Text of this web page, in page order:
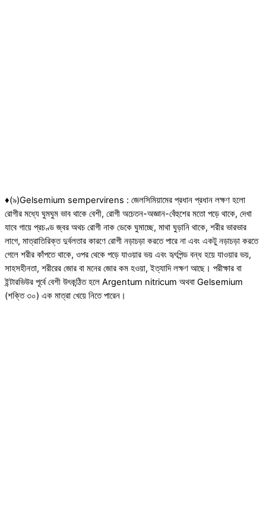
♦(৯)Gelsemium sempervirens : জেলসিমিয়ামের প্রধান প্রধান লক্ষণ হলো
রোগীর মধ্যে ঘুমঘুম ভাব থাকে বেশী, রোগী অচেতন-অজ্ঞান-বে‍ঁহুশের মতো পড়ে থাকে, দেখা
যাবে গায়ে প্রচণ্ড জ্বর অথচ রোগী নাক ডেকে ঘুমাচ্ছে, মাথা ঘুড়ানি থাকে, শরীর ভারভার
লাগে, মাত্রাতিরিক্ত দুর্বলতার কারণে রোগী নড়াচড়া করতে পারে না এবং একটু নড়াচড়া করতে
গেলে শরীর কাঁপতে থাকে, ওপর থেকে পড়ে যাওয়ার ভয় এবং হৃৎপিন্ড বন্ধ হয়ে যাওয়ার ভয়,
সাহসহীনতা, শরীরের জোর বা মনের জোর কম হওয়া, ইত্যাদি লক্ষণ আছে। পরীক্ষার বা
ইন্টারভিউর পূর্বে বেশী উৎকন্ঠিত হলে Argentum nitricum অথবা Gelsemium
(শক্তি ৩০) এক মাত্রা খেয়ে নিতে পারেন।